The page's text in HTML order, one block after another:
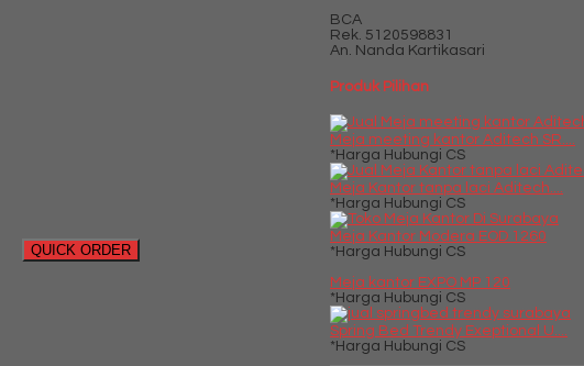
QUICK ORDER
BCA
Rek. 5120598831
An. Nanda Kartikasari
Produk Pilihan
Meja meeting kantor Aditech SR....
*Harga Hubungi CS
Meja Kantor tanpa laci Aditech....
*Harga Hubungi CS
Meja Kantor Modera EOD 1260
*Harga Hubungi CS
Meja kantor EXPO MP 120
*Harga Hubungi CS
Spring Bed Trendy Exeptional U....
*Harga Hubungi CS